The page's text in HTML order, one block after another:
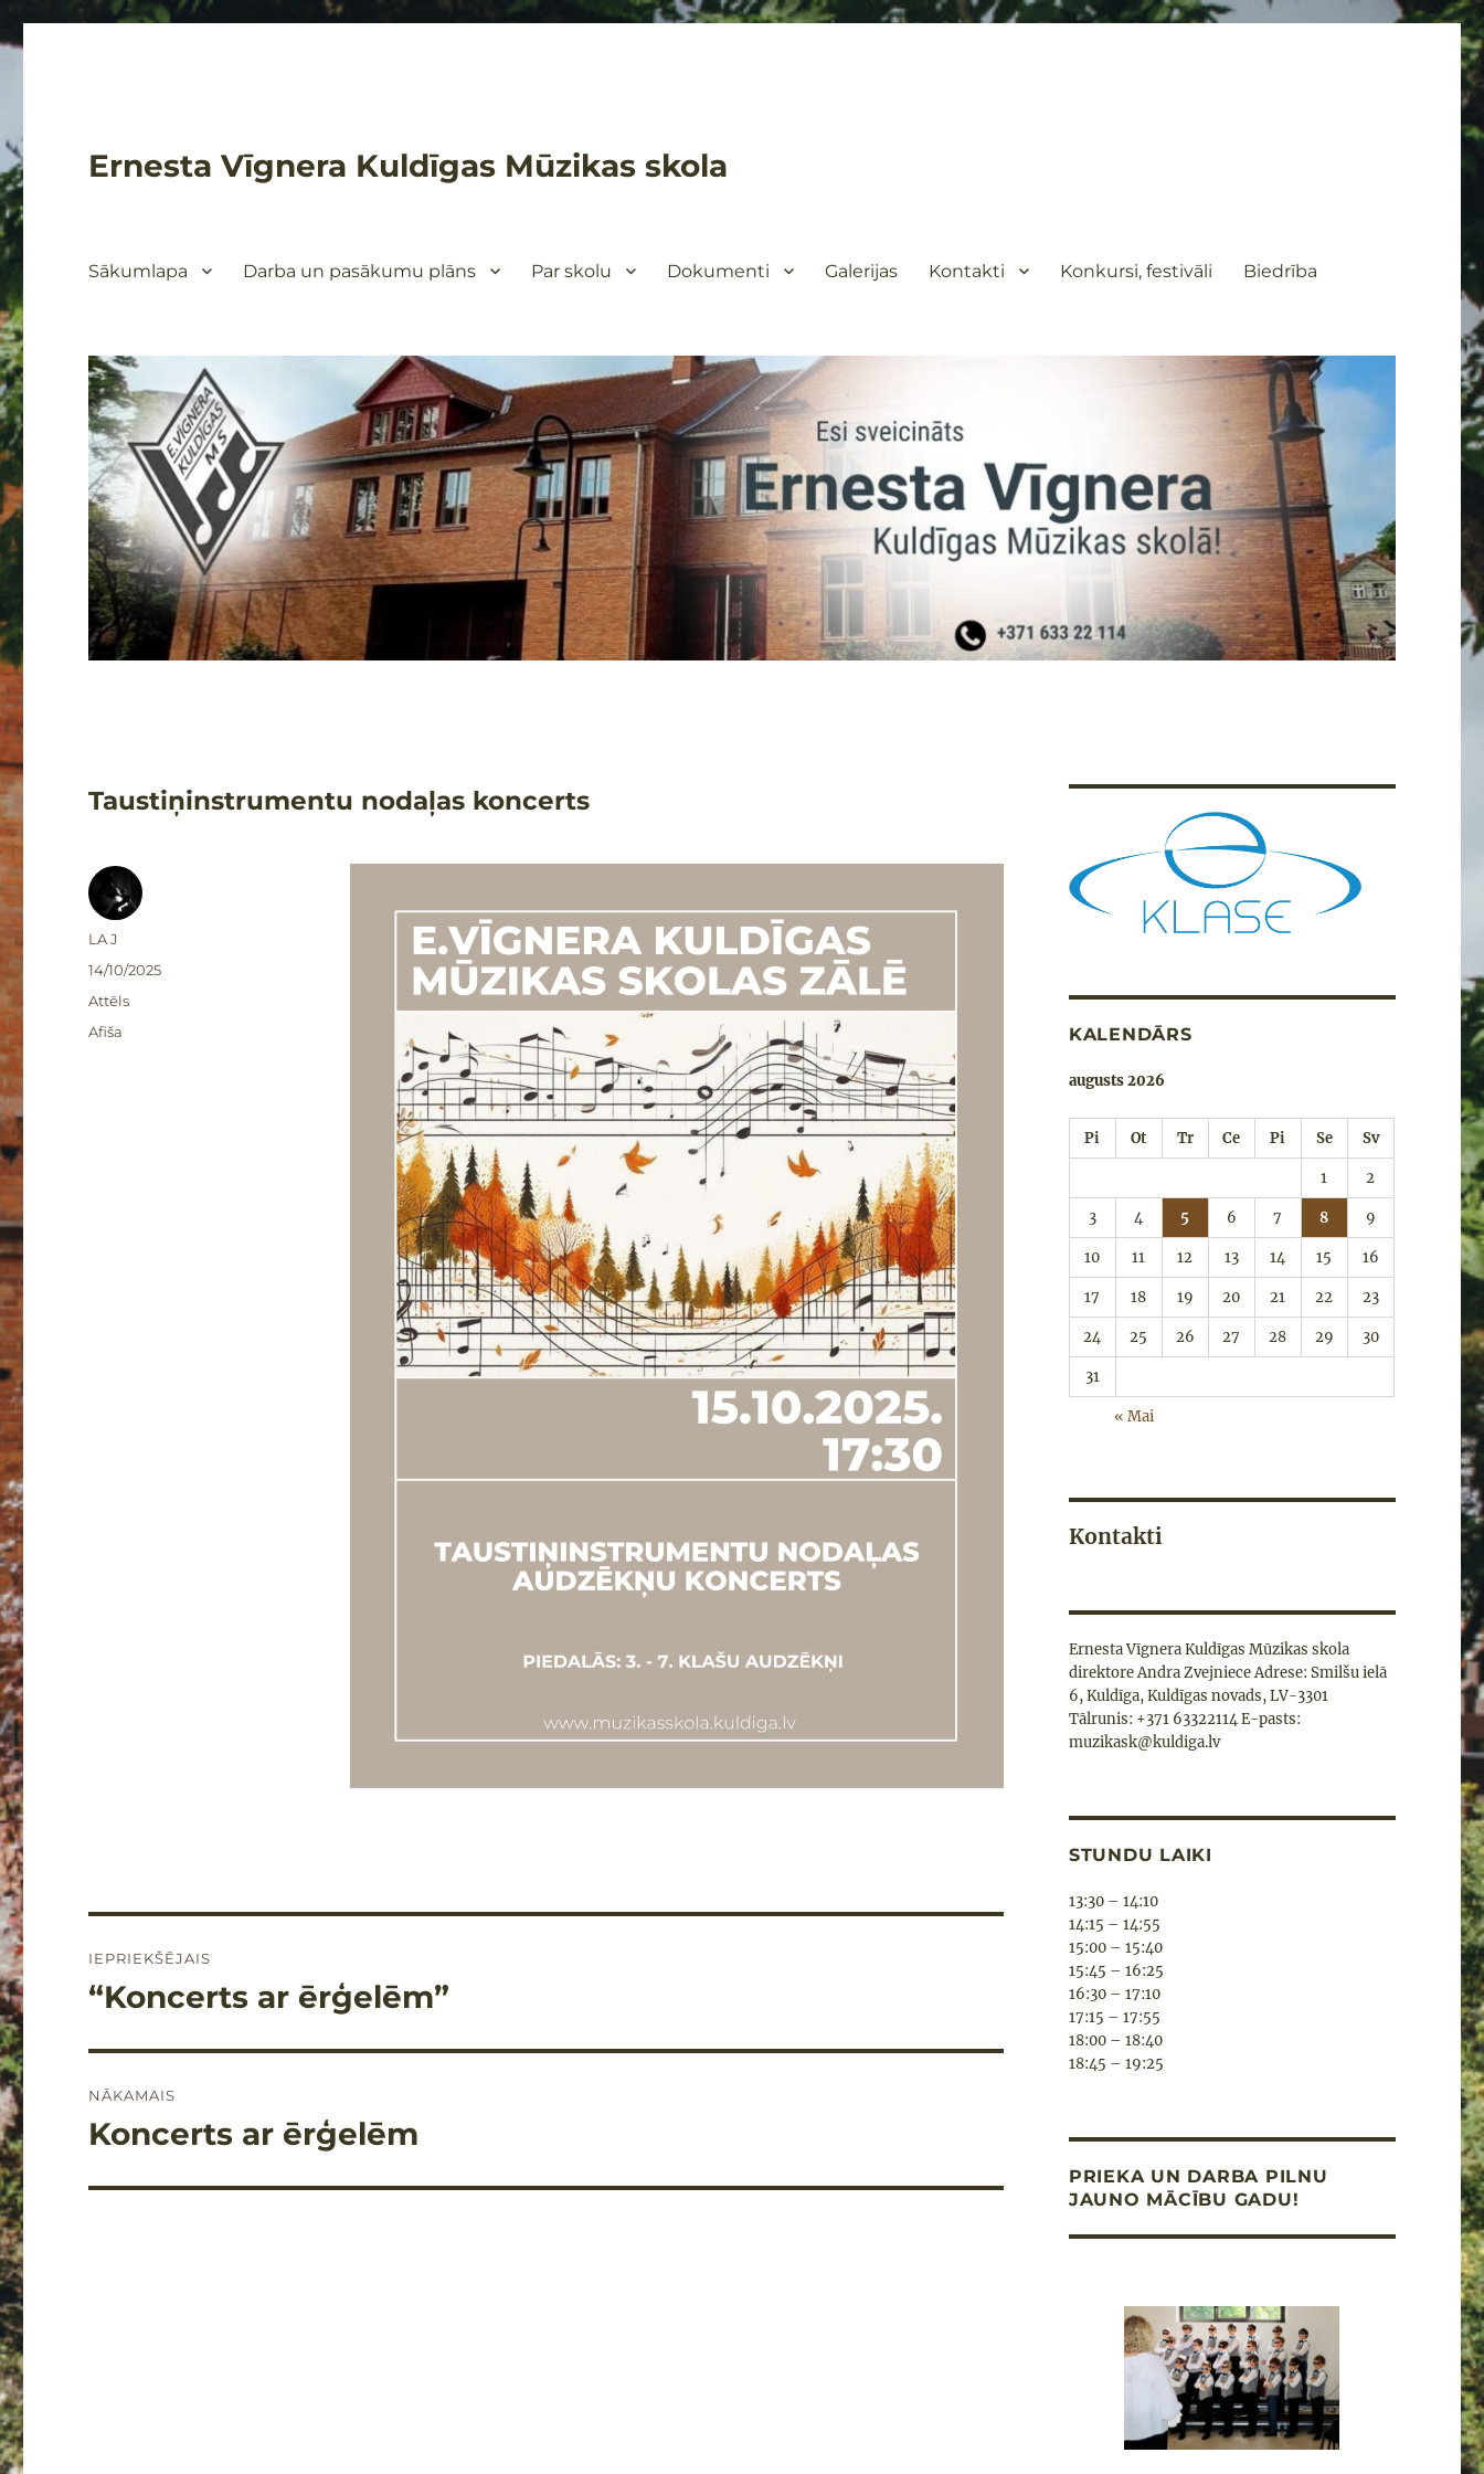
Ernesta Vīgnera Kuldīgas Mūzikas skola
Sākumlapa Darba un pasākumu plāns Par skolu Dokumenti Galerijas Kontakti Konkursi, festivāli Biedrība
Taustiņinstrumentu nodaļas koncerts
Autors
LA J
Publicēts
14/10/2025
Formāts
Attēls
Kategorijas
Afiša
izvēlne
IEPRIEKŠĒJAIS
Iepriekšējais
“Koncerts ar ērģelēm”
NĀKAMAIS
Nākamais
Koncerts ar ērģelēm
KALENDĀRS
augusts 2026
Pi Ot Tr Ce Pi Se Sv
1 2
3 4 5 6 7 8 9
10 11 12 13 14 15 16
17 18 19 20 21 22 23
24 25 26 27 28 29 30
31
« Mai
Kontakti
Ernesta Vīgnera Kuldīgas Mūzikas skola
direktore Andra Zvejniece Adrese: Smilšu ielā
6, Kuldīga, Kuldīgas novads, LV-3301
Tālrunis: +371 63322114 E-pasts:
muzikask@kuldiga.lv
STUNDU LAIKI
13:30 – 14:10
14:15 – 14:55
15:00 – 15:40
15:45 – 16:25
16:30 – 17:10
17:15 – 17:55
18:00 – 18:40
18:45 – 19:25
PRIEKA UN DARBA PILNU
JAUNO MĀCĪBU GADU!